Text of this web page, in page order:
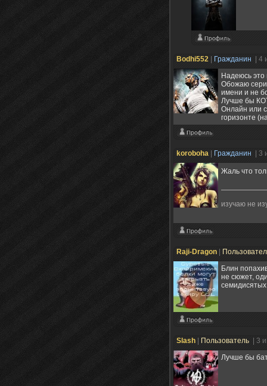
Bodhi552 Гражданин
| 4
Надеюсь это
Обожаю
имени и не
Лучше бы
Онлайн или
горизонте
koroboha Гражданин | 3
Жаль что
изучаю не
Raji-Dragon
Блин
не сюжет,
семидисятых
Slash Пользователь
| 3
Лучше бы